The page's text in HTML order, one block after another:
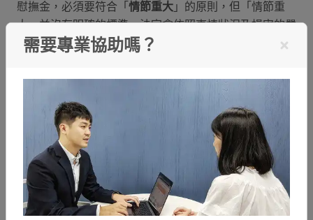
慰撫金，必須要符合「 情節重大 」的原則，但「情節重
大」並沒有明確的標準，法官會依照事情狀況及損害的嚴
重程度下去判斷，建議民眾可以盡量蒐集手邊證據；如果
度、經濟實力等，裁決較適當的肖像權賠償金額。
舉例：A因為長相漂亮被偷拍放上社交軟體或交友軟
體，導致被網友肉搜出個人帳號、聯絡資訊、居住、上
班、上課地點等，受到網路上言語騷擾、現實中跟蹤，
甚至威脅到人身安全，A可以截下騷擾對話、圖片、或
錄下畫面提供給法官判定，如果同時有修圖導致名譽受
損（例如與性愛、暴力相關圖結合），這時就很有可能
需要專業協助嗎？